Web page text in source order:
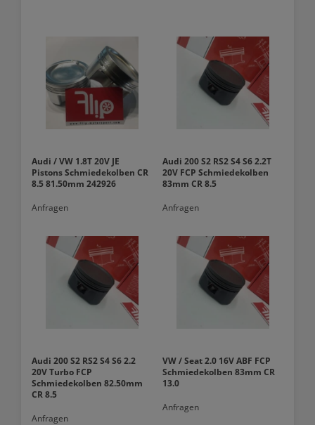
Audi / VW 1.8T 20V JE
Pistons Schmiedekolben CR
8.5 81.50mm 242926
Anfragen
Audi 200 S2 RS2 S4 S6 2.2T
20V FCP Schmiedekolben
83mm CR 8.5
Anfragen
Audi 200 S2 RS2 S4 S6 2.2
20V Turbo FCP
Schmiedekolben 82.50mm
CR 8.5
Anfragen
VW / Seat 2.0 16V ABF FCP
Schmiedekolben 83mm CR
13.0
Anfragen